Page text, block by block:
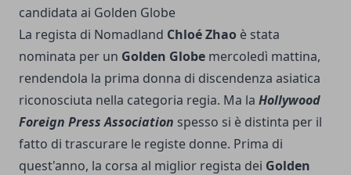
candidata ai Golden Globe
La regista di Nomadland Chloé Zhao è stata
nominata per un Golden Globe mercoledì mattina,
rendendola la prima donna di discendenza asiatica
riconosciuta nella categoria regia. Ma la Hollywood
Foreign Press Association spesso si è distinta per il
fatto di trascurare le registe donne. Prima di
quest'anno, la corsa al miglior regista dei Golden